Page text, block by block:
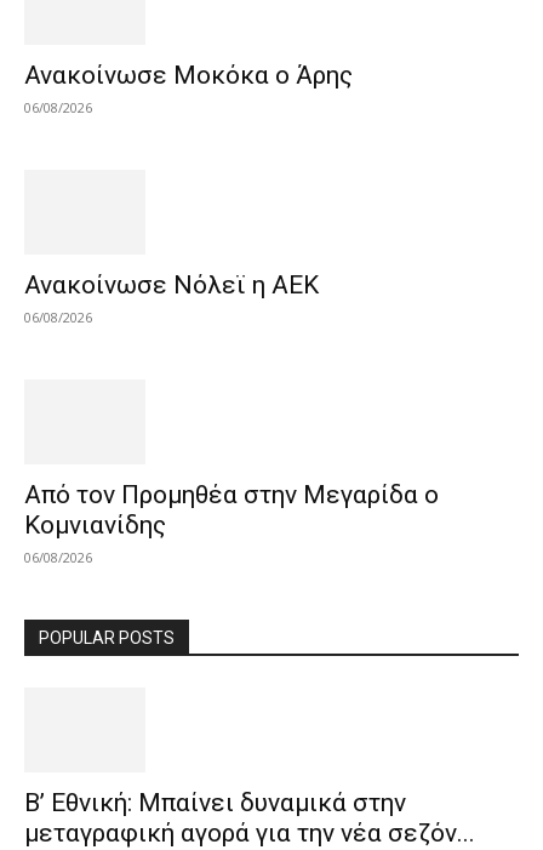
Ανακοίνωσε Μοκόκα ο Άρης
06/08/2026
Ανακοίνωσε Νόλεϊ η ΑΕΚ
06/08/2026
Από τον Προμηθέα στην Μεγαρίδα ο
Κομνιανίδης
06/08/2026
POPULAR POSTS
Β’ Εθνική: Μπαίνει δυναμικά στην
μεταγραφική αγορά για την νέα σεζόν...